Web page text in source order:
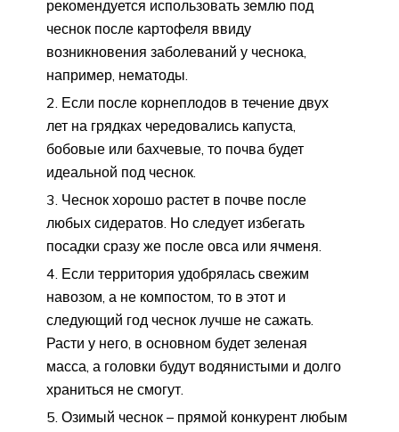
рекомендуется использовать землю под
чеснок после картофеля ввиду
возникновения заболеваний у чеснока,
например, нематоды.
Если после корнеплодов в течение двух
лет на грядках чередовались капуста,
бобовые или бахчевые, то почва будет
идеальной под чеснок.
Чеснок хорошо растет в почве после
любых сидератов. Но следует избегать
посадки сразу же после овса или ячменя.
Если территория удобрялась свежим
навозом, а не компостом, то в этот и
следующий год чеснок лучше не сажать.
Расти у него, в основном будет зеленая
масса, а головки будут водянистыми и долго
храниться не смогут.
Озимый чеснок – прямой конкурент любым